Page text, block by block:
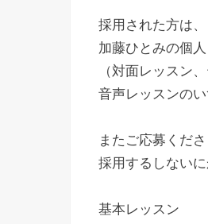
採用された方は、
加藤ひとみの個
（対面レッスン
音声レッスンの
またご応募くだ
採用するしないに
基本レッスン